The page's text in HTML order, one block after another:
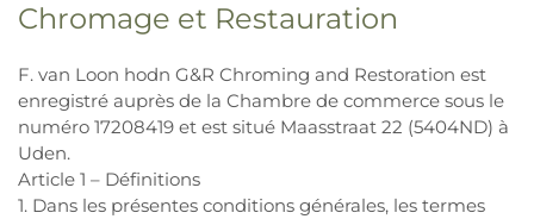
Chromage et Restauration
F. van Loon hodn G&R Chroming and Restoration est
enregistré auprès de la Chambre de commerce sous le
numéro 17208419 et est situé Maasstraat 22 (5404ND) à
Uden.
Article 1 – Définitions
1. Dans les présentes conditions générales, les termes